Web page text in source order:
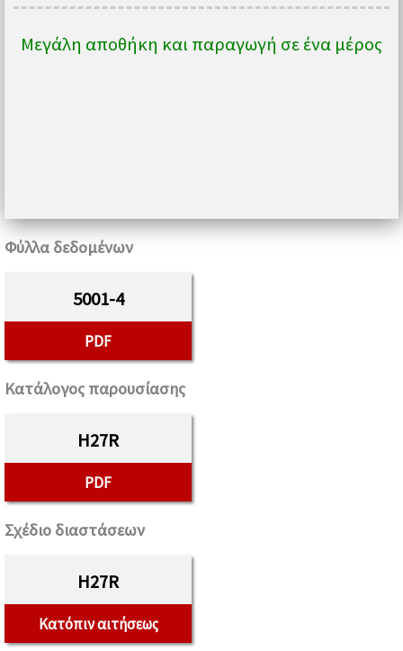
Μεγάλη αποθήκη και παραγωγή σε ένα μέρος
Φύλλα δεδομένων
5001-4
PDF
Κατάλογος παρουσίασης
H27R
PDF
Σχέδιο διαστάσεων
H27R
Κατόπιν αιτήσεως